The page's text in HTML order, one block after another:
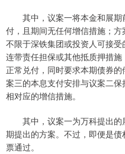
其中，议案一将本金和展期
付，且期间无任何增信措施；
不限于深铁集团或投资人可接
连带责任担保或其他抵质押措
正常兑付，同时要求本期债券
案三的本息支付安排与议案二
相对应的增信措施。
其中，议案一为万科提出的
期提出的方案。不过，即便是
票通过。